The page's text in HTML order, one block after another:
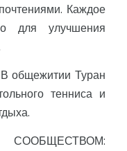
Каждое
для улучшения
Туран
тенниса и